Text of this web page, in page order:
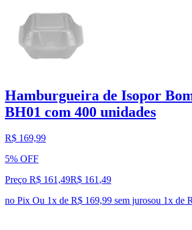
Hamburgueira de Isopor
BH01 com 400 unidades
R$ 169,99
5% OFF
Preço R$ 161,49R$ 161 ,49
no Pix Ou 1x de R$ 169,99 sem jurosou 1x de